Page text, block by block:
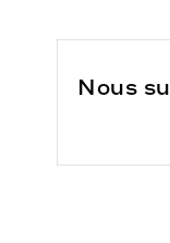
Nous